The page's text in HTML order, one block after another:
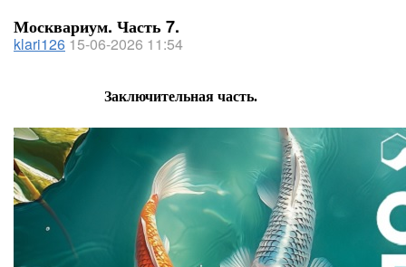
Москвариум. Часть 7.
klari126 15-06-2026 11:54
Заключительная часть.